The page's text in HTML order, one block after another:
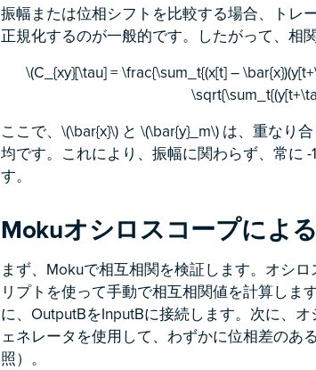
振幅または位相シフトを比較する場合、トレ
正規化するのが一般的です。したがって、相
\(C_{xy}[\tau] = \frac{\sum_t{(x[t] –
ここで、\(\bar{x}\) と \(\bar{y}_m\) は、重なり
均です。これにより、振幅に関わらず、常に
す。
Mokuオシロスコープによ
まず、Mokuで相互相関を検証します。オシ
リプトを使って手動で相互相関値を計算しま
に、OutputBをInputBに接続します。次に、
ェネレータを使用して、わずかに位相差のあ
照）。